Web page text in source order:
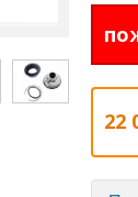
22